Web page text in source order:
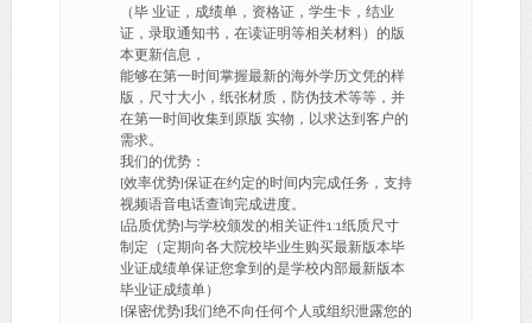
（毕 业证，成绩单，资格证，学生卡，结业
证，录取通知书，在读证明等相关材料）的版
本更新信息，
能够在第一时间掌握最新的海外学历文凭的样
版，尺寸大小，纸张材质，防伪技术等等，并
在第一时间收集到原版 实物，以求达到客户的
需求。
我们的优势：
[效率优势]保证在约定的时间内完成任务，支持
视频语音电话查询完成进度。
[品质优势]与学校颁发的相关证件1:1纸质尺寸
制定（定期向各大院校毕业生购买最新版本毕
业证成绩单保证您拿到的是学校内部最新版本
毕业证成绩单）
[保密优势]我们绝不向任何个人或组织泄露您的